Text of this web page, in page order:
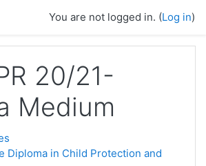
You are not logged in. (Log in)
20/21-
Medium
Diploma in Child Protection and